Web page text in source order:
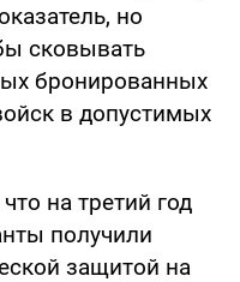
но
сковывать
бронированных
в допустимых
на третий год
получили
защитой на